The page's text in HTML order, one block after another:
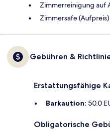
Zimmerreinigung auf
Zimmersafe (Aufpreis)
Gebühren &
Erstattungsfähige
Barkaution: 50.0
Obligatorische